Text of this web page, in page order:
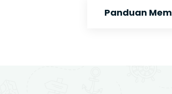
Panduan